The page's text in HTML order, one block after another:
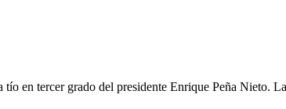
en tercer grado del presidente Enrique Peña Nieto.